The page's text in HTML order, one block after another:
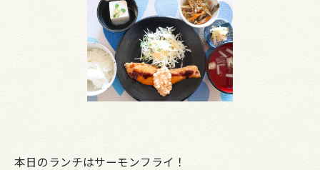
本日のランチはサーモンフライ！